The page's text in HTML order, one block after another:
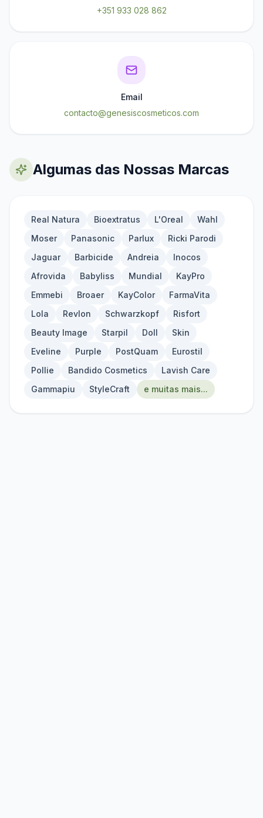
+351 933 028 862
Email
contacto@genesiscosmeticos.com
Algumas das Nossas Marcas
Real Natura Bioextratus L'Oreal
Wahl
Moser
Panasonic Parlux
Ricki Parodi
Jaguar
Barbicide Andreia
Inocos
Afrovida
Babyliss Mundial
KayPro
Emmebi
Broaer KayColor
FarmaVita
Lola
Revlon Schwarzkopf
Risfort
Beauty Image
Starpil Doll
Skin
Eveline
Purple PostQuam
Eurostil
Pollie
Bandido Cosmetics
Lavish Care
Gammapiu
StyleCraft e muitas mais...